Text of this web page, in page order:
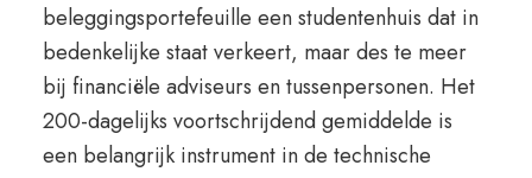
beleggingsportefeuille een studentenhuis dat in
bedenkelijke staat verkeert, maar des te meer
bij financiële adviseurs en tussenpersonen. Het
200-dagelijks voortschrijdend gemiddelde is
een belangrijk instrument in de technische